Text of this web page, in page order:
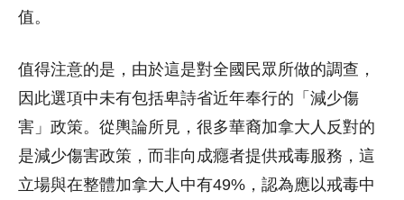
值。
值得注意的是，由於這是對全國民眾所做的調查，
因此選項中未有包括卑詩省近年奉行的「減少傷
害」政策。從輿論所見，很多華裔加拿大人反對的
是減少傷害政策，而非向成癮者提供戒毒服務，這
立場與在整體加拿大人中有49%，認為應以戒毒中